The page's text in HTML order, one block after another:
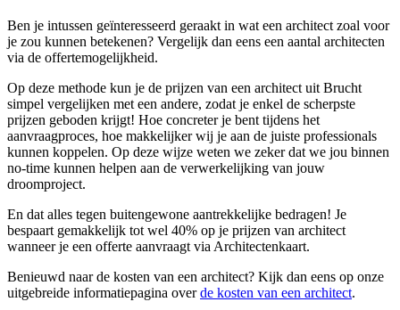
Ben je intussen geïnteresseerd geraakt in wat een architect zoal voor
je zou kunnen betekenen? Vergelijk dan eens een aantal architecten
via de offertemogelijkheid.
Op deze methode kun je de prijzen van een architect uit Brucht
simpel vergelijken met een andere, zodat je enkel de scherpste
prijzen geboden krijgt! Hoe concreter je bent tijdens het
aanvraagproces, hoe makkelijker wij je aan de juiste professionals
kunnen koppelen. Op deze wijze weten we zeker dat we jou binnen
no-time kunnen helpen aan de verwerkelijking van jouw
droomproject.
En dat alles tegen buitengewone aantrekkelijke bedragen! Je
bespaart gemakkelijk tot wel 40% op je prijzen van architect
wanneer je een offerte aanvraagt via Architectenkaart.
Benieuwd naar de kosten van een architect? Kijk dan eens op onze
uitgebreide informatiepagina overde kosten van een architect.